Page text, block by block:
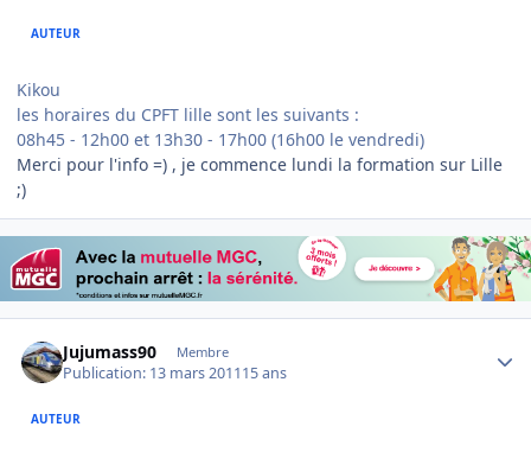
AUTEUR
Kikou
les horaires du CPFT lille sont les suivants :
08h45 - 12h00 et 13h30 - 17h00 (16h00 le vendredi)
Merci pour l'info =) , je commence lundi la formation sur Lille
;)
Jujumass90 Membre
Publication: 13 mars 201115 ans
AUTEUR